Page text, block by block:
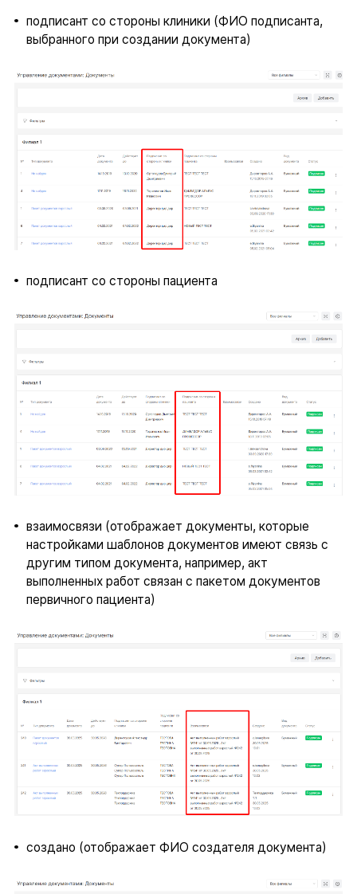
подписант со стороны клиники (ФИО подписанта,
выбранного при создании документа)
подписант со стороны пациента
взаимосвязи (отображает документы, которые
настройками шаблонов документов имеют связь с
другим типом документа, например, акт
выполненных работ связан с пакетом документов
первичного пациента)
создано (отображает ФИО создателя документа)